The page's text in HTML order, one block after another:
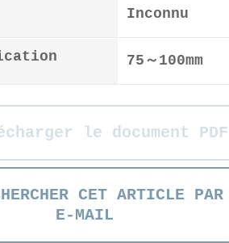
Inconnu
75～100mm
le document PDF
CET ARTICLE PAR
E-MAIL